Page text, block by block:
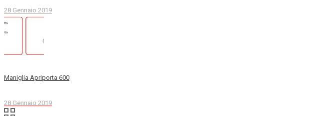
28 Gennaio 2019
Maniglia Apriporta 600
28 Gennaio 2019